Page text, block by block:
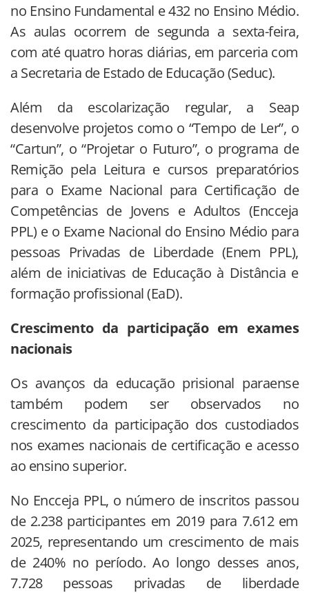
no Ensino Fundamental e 432 no Ensino Médio.
As aulas ocorrem de segunda a sexta-feira,
com até quatro horas diárias, em parceria com
a Secretaria de Estado de Educação (Seduc).
Além da escolarização regular, a Seap
desenvolve projetos como o “Tempo de Ler”, o
“Cartun”, o “Projetar o Futuro”, o programa de
Remição pela Leitura e cursos preparatórios
para o Exame Nacional para Certificação de
Competências de Jovens e Adultos (Encceja
PPL) e o Exame Nacional do Ensino Médio para
pessoas Privadas de Liberdade (Enem PPL),
além de iniciativas de Educação à Distância e
formação profissional (EaD).
Crescimento da participação em exames
nacionais
Os avanços da educação prisional paraense
também podem ser observados no
crescimento da participação dos custodiados
nos exames nacionais de certificação e acesso
ao ensino superior.
No Encceja PPL, o número de inscritos passou
de 2.238 participantes em 2019 para 7.612 em
2025, representando um crescimento de mais
de 240% no período. Ao longo desses anos,
7.728 pessoas privadas de liberdade